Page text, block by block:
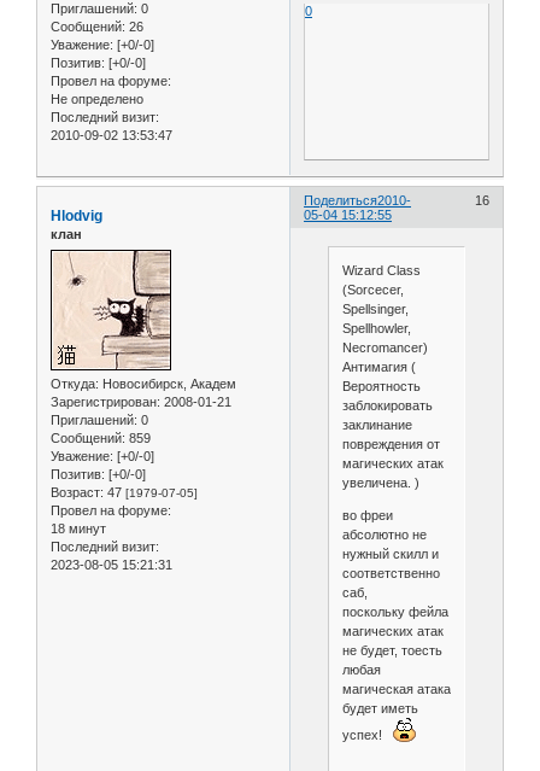
Приглашений: 0
Сообщений: 26
Уважение: [+0/-0]
Позитив: [+0/-0]
Провел на форуме:
Не определено
Последний визит:
2010-09-02 13:53:47
0
Поделиться 16
2010-
05-04 15:12:55
Hlodvig
клан
Откуда: Новосибирск, Академ
Зарегистрирован: 2008-01-21
Приглашений: 0
Сообщений: 859
Уважение: [+0/-0]
Позитив: [+0/-0]
Возраст: 47 [1979-07-05]
Провел на форуме:
18 минут
Последний визит:
2023-08-05 15:21:31
Wizard Class
(Sorcecer,
Spellsinger,
Spellhowler,
Necromancer)
Антимагия (
Вероятность
заблокировать
заклинание
повреждения от
магических атак
увеличена. )
во фреи
абсолютно не
нужный скилл и
соответственно
саб,
поскольку фейла
магических атак
не будет, тоесть
любая
магическая атака
будет иметь
успех!